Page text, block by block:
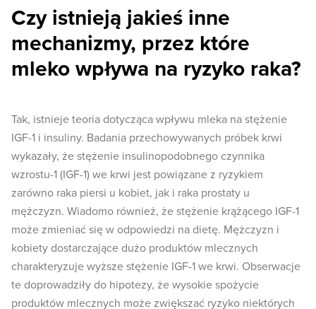
Czy istnieją jakieś inne
mechanizmy, przez które
mleko wpływa na ryzyko raka?
Tak, istnieje teoria dotycząca wpływu mleka na stężenie
IGF-1 i insuliny. Badania przechowywanych próbek krwi
wykazały, że stężenie insulinopodobnego czynnika
wzrostu-1 (IGF-1) we krwi jest powiązane z ryzykiem
zarówno raka piersi u kobiet, jak i raka prostaty u
mężczyzn. Wiadomo również, że stężenie krążącego IGF-1
może zmieniać się w odpowiedzi na dietę. Mężczyzn i
kobiety dostarczające dużo produktów mlecznych
charakteryzuje wyższe stężenie IGF-1 we krwi. Obserwacje
te doprowadziły do hipotezy, że wysokie spożycie
produktów mlecznych może zwiększać ryzyko niektórych